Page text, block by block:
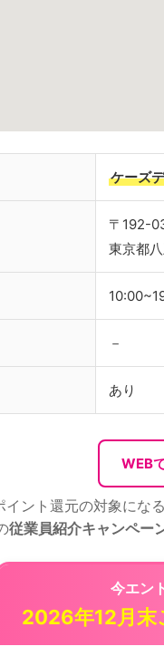
ケーズ
〒192-
東京都
－
あり
WEB
イント還元の対象にな
従業員紹介キャンペー
今エン
2026年12月末